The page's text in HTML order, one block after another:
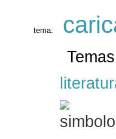
tema: